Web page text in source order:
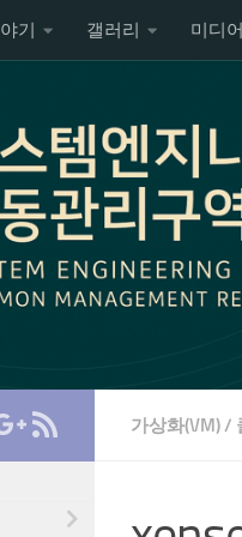
기 갤러리 미디어
가상화(VM)/